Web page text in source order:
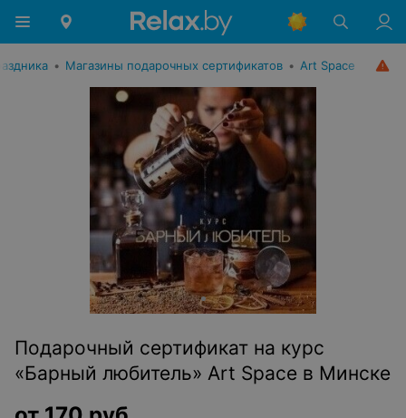
• Магазины подарочных сертификатов • Art Space
Подарочный сертификат на курс
«Барный любитель» Art Space в Минске